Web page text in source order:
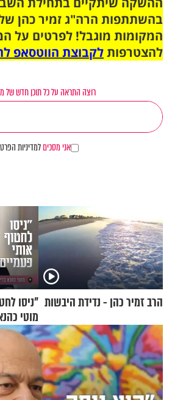
בהשתתפות הרה"ג זמיר כהן
המקומות מוגבל! לפרטים על
להצטרפותלקבוצת הווטסאפ
רוצה התראה על כל תוכן חדש של
אני מסכיםלמדיניות
הרב זמיר כהן - נדידת היבשות "ניסו
מוטי